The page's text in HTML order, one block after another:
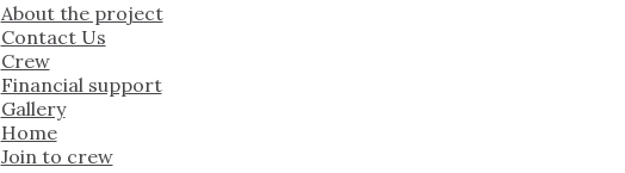
About the project
Contact Us
Crew
Financial support
Gallery
Home
Join to crew